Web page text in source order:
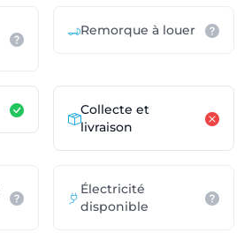
Remorque à louer
Collecte et
livraison
Électricité
disponible